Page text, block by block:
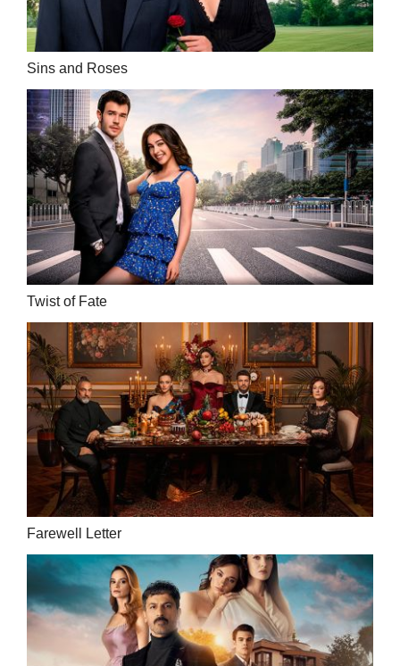
Sins and Roses
Twist of Fate
Farewell Letter